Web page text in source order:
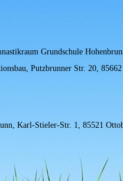
Grundschule
Putzbrunner Str. 20,
Karl-Stieler-Str. 1, 85521